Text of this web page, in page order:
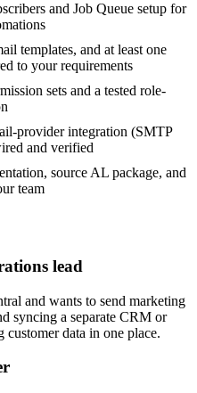
and Job Queue setup for
templates, and at least one
to your requirements
sets and a tested role-
provider integration (SMTP
and verified
source AL package, and
team
lead
and wants to send marketing
syncing a separate CRM or
data in one place.